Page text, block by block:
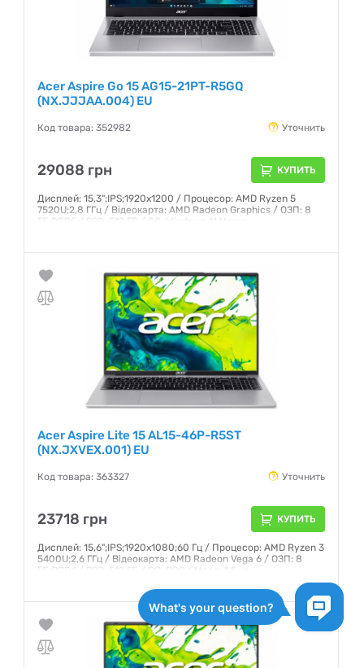
Acer Aspire Go 15 AG15-21PT-R5GQ
(NX.JJJAA.004) EU
Код товара: 352982 Уточнить
29088 грн КУПИТЬ
Дисплей: 15,3";IPS;1920x1200 / Процесор: AMD Ryzen 5
7520U;2,8 ГГц / Відеокарта: AMD Radeon Graphics / ОЗП: 8
ГБ;DDR5 / SSD: 512 ГБ / ОС: Windows 11 Home
Acer Aspire Lite 15 AL15-46P-R5ST
(NX.JXVEX.001) EU
Код товара: 363327 Уточнить
23718 грн КУПИТЬ
Дисплей: 15,6";IPS;1920x1080;60 Гц / Процесор: AMD Ryzen 3
5400U;2,6 ГГц / Відеокарта: AMD Radeon Vega 6 / ОЗП: 8
ГБ;DDR4 / SSD: 512 ГБ / ОС: DOS / Маса: 1,5 кг